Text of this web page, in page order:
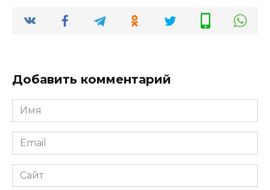
Добавить комментарий
Имя
*
Email
*
Сайт